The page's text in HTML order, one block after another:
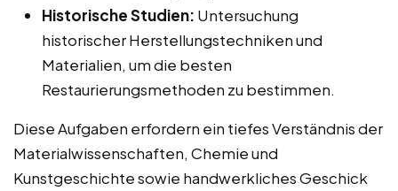
Historische Studien: Untersuchung
historischer Herstellungstechniken und
Materialien, um die besten
Restaurierungsmethoden zu bestimmen.
Diese Aufgaben erfordern ein tiefes Verständnis der
Materialwissenschaften, Chemie und
Kunstgeschichte sowie handwerkliches Geschick